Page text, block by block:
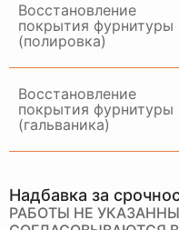
Восстановление
покрытия фурнитуры
(полировка)
Восстановление
покрытия фурнитуры
(гальваника)
Надбавка за
РАБОТЫ НЕ